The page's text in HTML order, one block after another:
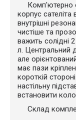
Комп'ютерно
корпус
внутрішні
чистіше та
важить солідні
л. Центральний
але
має пази
короткій
настільну
встановити
Склад